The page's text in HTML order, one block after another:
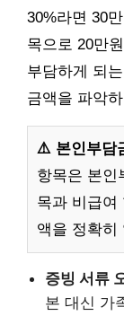
30%라면 30
목으로 20만
부담하게 되
금액을 파악
⚠️ 본인부담
항목은 본인
목과 비급여
액을 정확히
증빙 서류
본 대신 가